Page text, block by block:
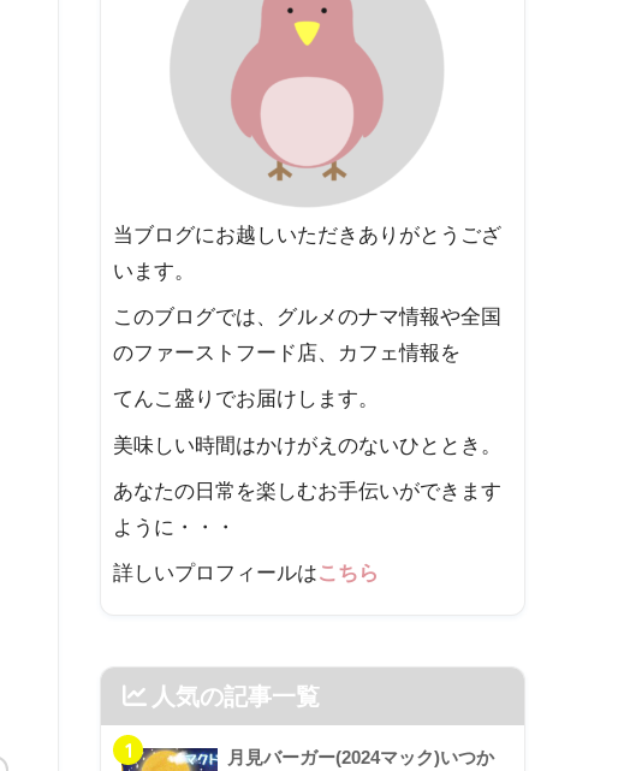
当ブログにお越しいただきありがとうござ
います。
このブログでは、グルメのナマ情報や全国
のファーストフード店、カフェ情報を
てんこ盛りでお届けします。
美味しい時間はかけがえのないひととき。
あなたの日常を楽しむお手伝いができます
ように・・・
詳しいプロフィールはこちら
人気の記事一覧
1
月見バーガー(2024マック)いつか